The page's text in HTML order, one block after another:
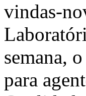
vindas-
semana,
para